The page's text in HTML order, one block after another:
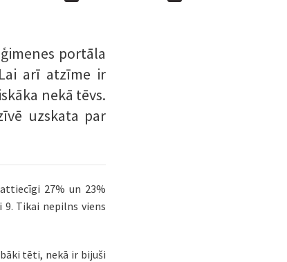
portāla
arī atzīme ir
nekā tēvs.
uzskata par
27% un 23%
Tikai nepilns viens
tēti, nekā ir bijuši